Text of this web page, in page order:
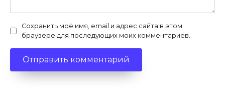
Сохранить моё имя, email и адрес сайта в этом
браузере для последующих моих комментариев.